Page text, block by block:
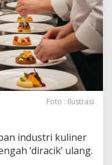
Foto : Ilustrasi
industri kuliner
‘diracik’ ulang.